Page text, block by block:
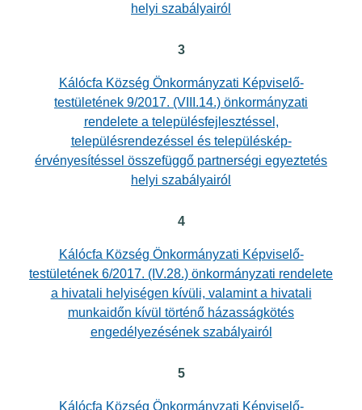
helyi szabályairól
3
Kálócfa Község Önkormányzati Képviselő-
testületének 9/2017. (VIII.14.) önkormányzati
rendelete a településfejlesztéssel,
településrendezéssel és településkép-
érvényesítéssel összefüggő partnerségi egyeztetés
helyi szabályairól
4
Kálócfa Község Önkormányzati Képviselő-
testületének 6/2017. (IV.28.) önkormányzati rendelete
a hivatali helyiségen kívüli, valamint a hivatali
munkaidőn kívül történő házasságkötés
engedélyezésének szabályairól
5
Kálócfa Község Önkormányzati Képviselő-